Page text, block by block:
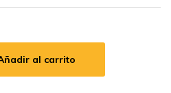
al carrito